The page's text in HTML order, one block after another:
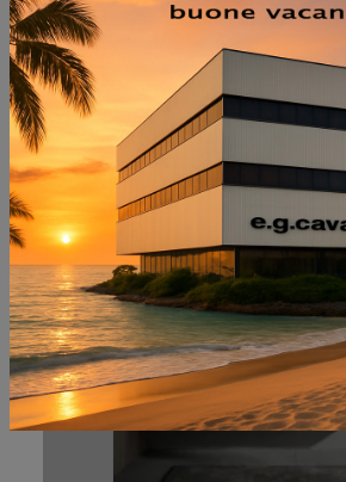
NON PERDERTI ANCHE:
REA 010